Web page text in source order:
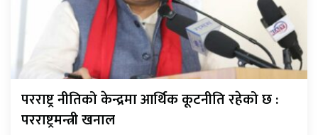
परराष्ट्र नीतिको केन्द्रमा आर्थिक कूटनीति रहेको छ :
परराष्ट्रमन्त्री खनाल